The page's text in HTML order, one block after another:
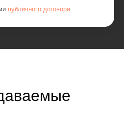
публичного договора